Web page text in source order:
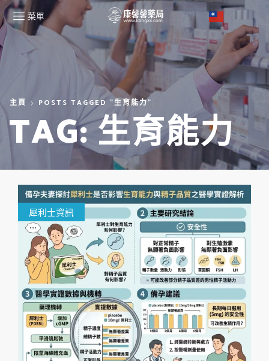
菜單
主頁 POSTS TAGGED "生育能力"
TAG: 生育能力
犀利士資訊